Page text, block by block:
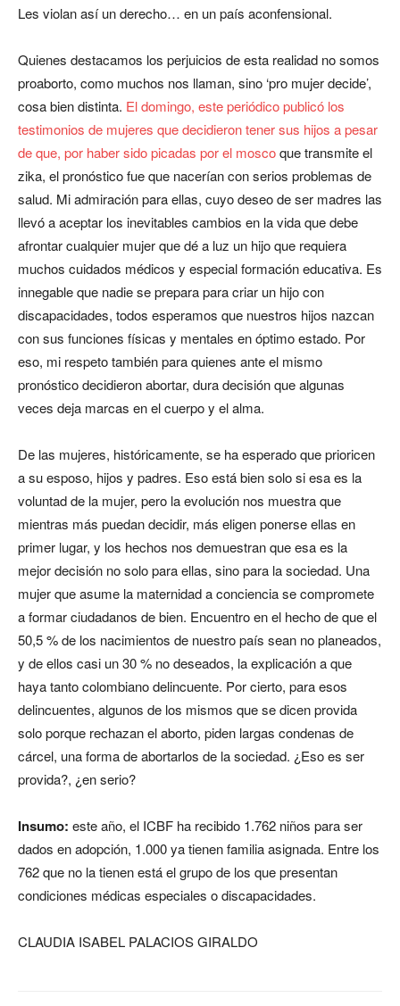
Les violan así un derecho… en un país aconfensional.
Quienes destacamos los perjuicios de esta realidad no somos
proaborto, como muchos nos llaman, sino ‘pro mujer decide’,
cosa bien distinta. El domingo, este periódico publicó los
testimonios de mujeres que decidieron tener sus hijos a pesar
de que, por haber sido picadas por el moscoque transmite el
zika, el pronóstico fue que nacerían con serios problemas de
salud. Mi admiración para ellas, cuyo deseo de ser madres las
llevó a aceptar los inevitables cambios en la vida que debe
afrontar cualquier mujer que dé a luz un hijo que requiera
muchos cuidados médicos y especial formación educativa. Es
innegable que nadie se prepara para criar un hijo con
discapacidades, todos esperamos que nuestros hijos nazcan
con sus funciones físicas y mentales en óptimo estado. Por
eso, mi respeto también para quienes ante el mismo
pronóstico decidieron abortar, dura decisión que algunas
veces deja marcas en el cuerpo y el alma.
De las mujeres, históricamente, se ha esperado que prioricen
a su esposo, hijos y padres. Eso está bien solo si esa es la
voluntad de la mujer, pero la evolución nos muestra que
mientras más puedan decidir, más eligen ponerse ellas en
primer lugar, y los hechos nos demuestran que esa es la
mejor decisión no solo para ellas, sino para la sociedad. Una
mujer que asume la maternidad a conciencia se compromete
a formar ciudadanos de bien. Encuentro en el hecho de que el
50,5 % de los nacimientos de nuestro país sean no planeados,
y de ellos casi un 30 % no deseados, la explicación a que
haya tanto colombiano delincuente. Por cierto, para esos
delincuentes, algunos de los mismos que se dicen provida
solo porque rechazan el aborto, piden largas condenas de
cárcel, una forma de abortarlos de la sociedad. ¿Eso es ser
provida?, ¿en serio?
Insumo: este año, el ICBF ha recibido 1.762 niños para ser
dados en adopción, 1.000 ya tienen familia asignada. Entre los
762 que no la tienen está el grupo de los que presentan
condiciones médicas especiales o discapacidades.
CLAUDIA ISABEL PALACIOS GIRALDO